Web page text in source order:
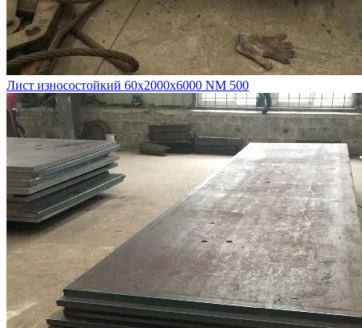
Лист износостойкий 60х2000х6000 NM 500